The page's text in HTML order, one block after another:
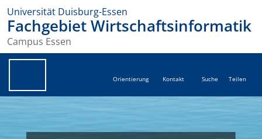
Universität Duisburg-Essen
Fachgebiet Wirtschaftsinformatik
Campus Essen
Orientierung Kontakt Suche Teilen